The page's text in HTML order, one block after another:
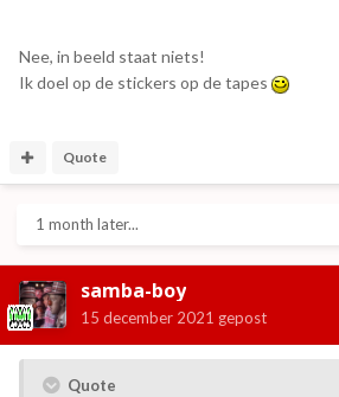
Nee, in beeld staat niets!
Ik doel op de stickers op de tapes
Quote
1 month later...
samba-boy
15 december 2021 gepost
Quote